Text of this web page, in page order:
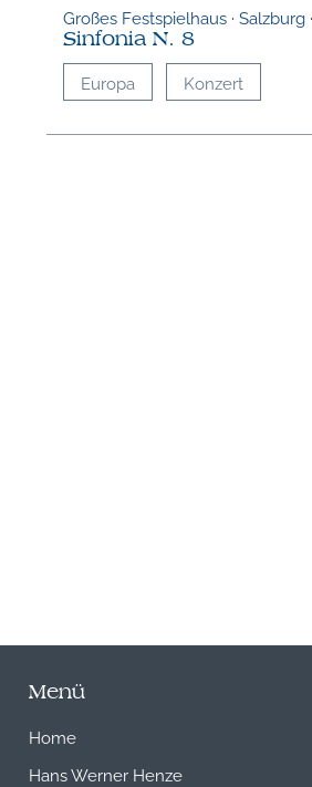
Großes Festspielhaus · Salzburg
Sinfonia N. 8
Europa Konzert
Menü
Home
Hans Werner Henze